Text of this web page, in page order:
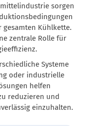
sorgen
gesamten Kühlkette.
zentrale Rolle für
Systeme
oder industrielle
helfen
reduzieren und
einzuhalten.